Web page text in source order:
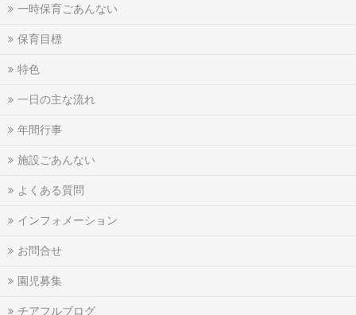
一時保育ごあんない
保育目標
特色
一日の主な流れ
年間行事
施設ごあんない
よくある質問
インフォメーション
お問合せ
園児募集
チアフルブログ